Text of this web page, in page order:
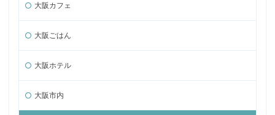
大阪カフェ
大阪ごはん
大阪ホテル
大阪市内